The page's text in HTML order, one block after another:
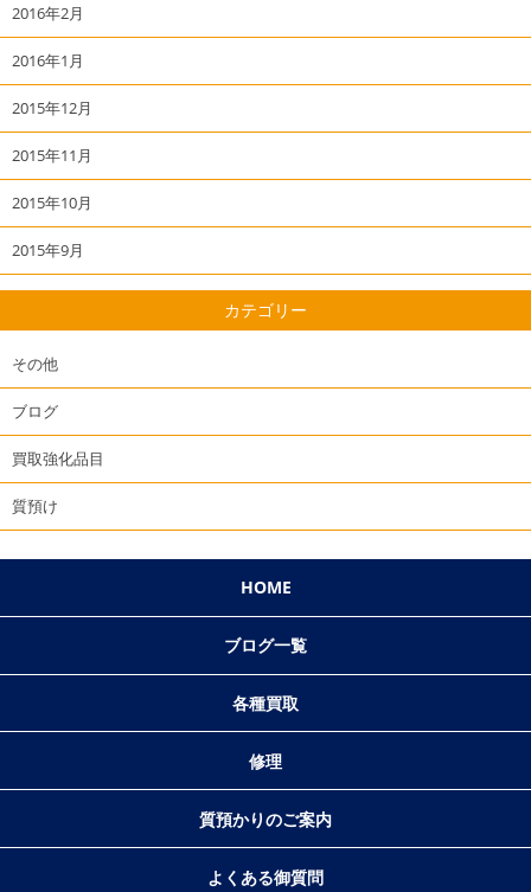
2016年2月
2016年1月
2015年12月
2015年11月
2015年10月
2015年9月
カテゴリー
その他
ブログ
買取強化品目
質預け
HOME
ブログ一覧
各種買取
修理
質預かりのご案内
よくある御質問